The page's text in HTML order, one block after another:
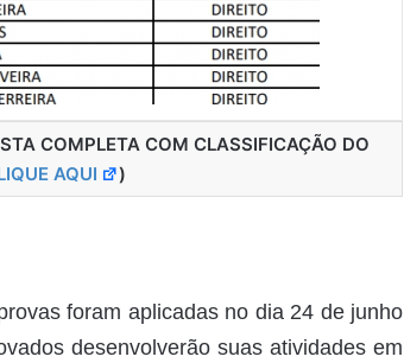
COMPLETA COM CLASSIFICAÇÃO DO
AQUI )
foram aplicadas no dia 24 de junho
desenvolverão suas atividades em